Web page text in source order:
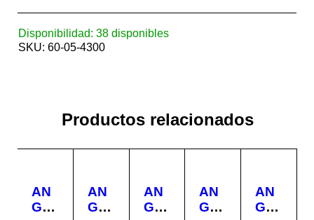
Disponibilidad: 38 disponibles
SKU: 60-05-4300
Productos relacionados
AN
GU
AN
GU
AN
GU
AN
GU
AN
GU